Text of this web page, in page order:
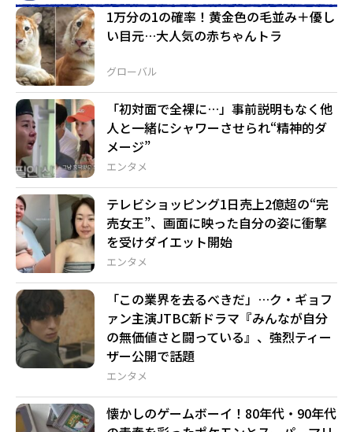
グローバル
1万分の1の確率！黄金色の毛並み＋優し
い目元…大人気の赤ちゃんトラ
エンタメ
「初対面で全裸に…」事前説明もなく他
人と一緒にシャワーさせられ“精神的ダ
メージ”
エンタメ
テレビショッピング1日売上2億超の“完
売女王”、画面に映った自分の姿に衝撃
を受けダイエット開始
エンタメ
「この業界を去るべきだ」…ク・ギョフ
ァン主演JTBC新ドラマ『みんなが自分
の無価値さと闘っている』、強烈ティー
ザー公開で話題
懐かしのゲームボーイ！80年代・90年代